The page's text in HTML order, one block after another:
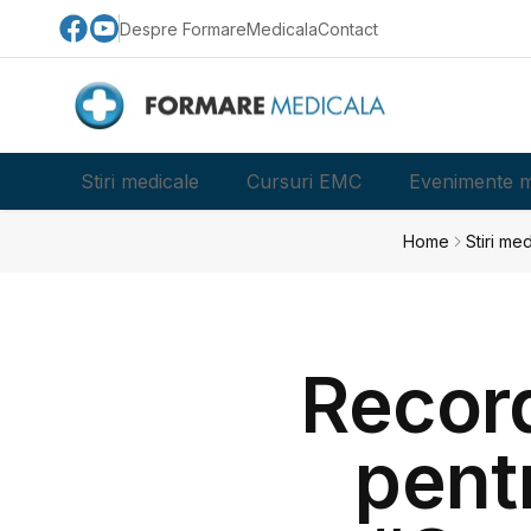
Despre FormareMedicalaContact
Stiri medicale Cursuri EMC Evenimente
Home Stiri